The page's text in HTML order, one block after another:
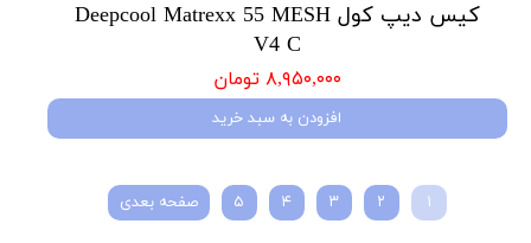
کیس دیپ کول Deepcool Matrexx 55 MESH
V4 C
۸,۹۵۰,۰۰۰ تومان
افزودن به سبد خرید
۱ ۲ ۳ ۴ ۵ صفحه بعدی